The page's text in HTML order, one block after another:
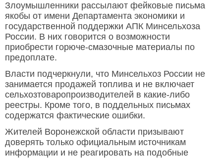
Злоумышленники рассылают фейковые письма
якобы от имени Департамента экономики и
государственной поддержки АПК Минсельхоза
России. В них говорится о возможности
приобрести горюче-смазочные материалы по
предоплате.
Власти подчеркнули, что Минсельхоз России не
занимается продажей топлива и не включает
сельхозтоваропроизводителей в какие-либо
реестры. Кроме того, в поддельных письмах
содержатся фактические ошибки.
Жителей Воронежской области призывают
доверять только официальным источникам
информации и не реагировать на подобные